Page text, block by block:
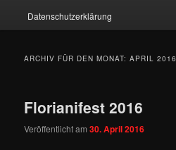
Datenschutzerklärung
ARCHIV FÜR DEN MONAT:APRIL 2016
Florianifest 2016
Veröffentlicht am30. April 2016